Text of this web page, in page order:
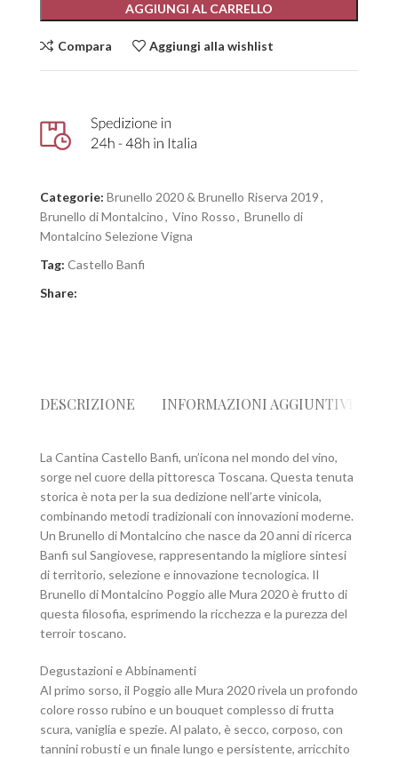
AGGIUNGI AL CARRELLO
Compara Aggiungi alla wishlist
Categorie: Brunello 2020 & Brunello Riserva 2019,
Brunello di Montalcino, Vino Rosso, Brunello di
Montalcino Selezione Vigna
Tag: Castello Banfi
Share:
DESCRIZIONE INFORMAZIONI AGGIUNTIVE
La Cantina Castello Banfi, un’icona nel mondo del vino,
sorge nel cuore della pittoresca Toscana. Questa tenuta
storica è nota per la sua dedizione nell’arte vinicola,
combinando metodi tradizionali con innovazioni moderne.
Un Brunello di Montalcino che nasce da 20 anni di ricerca
Banfi sul Sangiovese, rappresentando la migliore sintesi
di territorio, selezione e innovazione tecnologica. Il
Brunello di Montalcino Poggio alle Mura 2020 è frutto di
questa filosofia, esprimendo la ricchezza e la purezza del
terroir toscano.
Degustazioni e Abbinamenti
Al primo sorso, il Poggio alle Mura 2020 rivela un profondo
colore rosso rubino e un bouquet complesso di frutta
scura, vaniglia e spezie. Al palato, è secco, corposo, con
tannini robusti e un finale lungo e persistente, arricchito